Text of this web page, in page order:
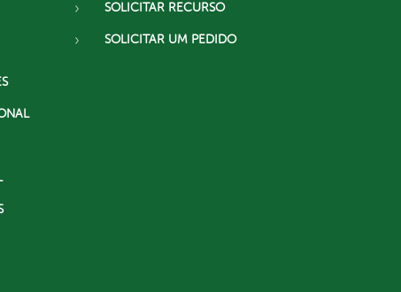
SOLICITAR RECURSO
SOLICITAR UM PEDIDO